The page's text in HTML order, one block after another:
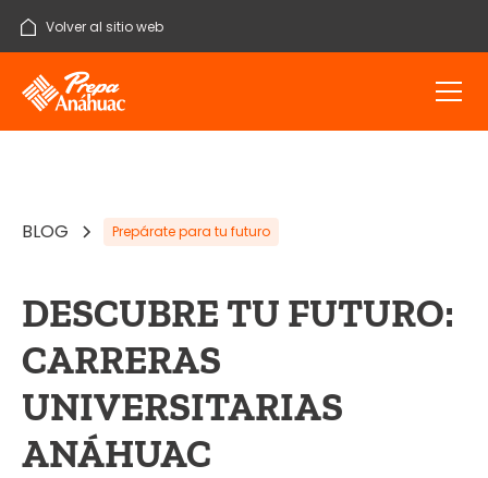
Volver al sitio web
BLOG Prepárate para tu futuro
DESCUBRE TU FUTURO:
CARRERAS
UNIVERSITARIAS
ANÁHUAC